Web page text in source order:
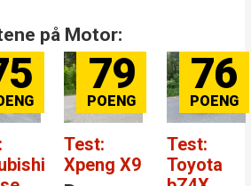
på Motor:
79
Test:
Xpeng X9
76
Test:
Toyota